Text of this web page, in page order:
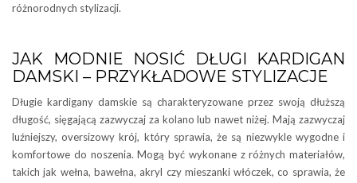
różnorodnych stylizacji.
JAK MODNIE NOSIĆ DŁUGI KARDIGAN
DAMSKI – PRZYKŁADOWE STYLIZACJE
Długie kardigany damskie są charakteryzowane przez swoją dłuższą
długość, sięgającą zazwyczaj za kolano lub nawet niżej. Mają zazwyczaj
luźniejszy, oversizowy krój, który sprawia, że są niezwykle wygodne i
komfortowe do noszenia. Mogą być wykonane z różnych materiałów,
takich jak wełna, bawełna, akryl czy mieszanki włóczek, co sprawia, że